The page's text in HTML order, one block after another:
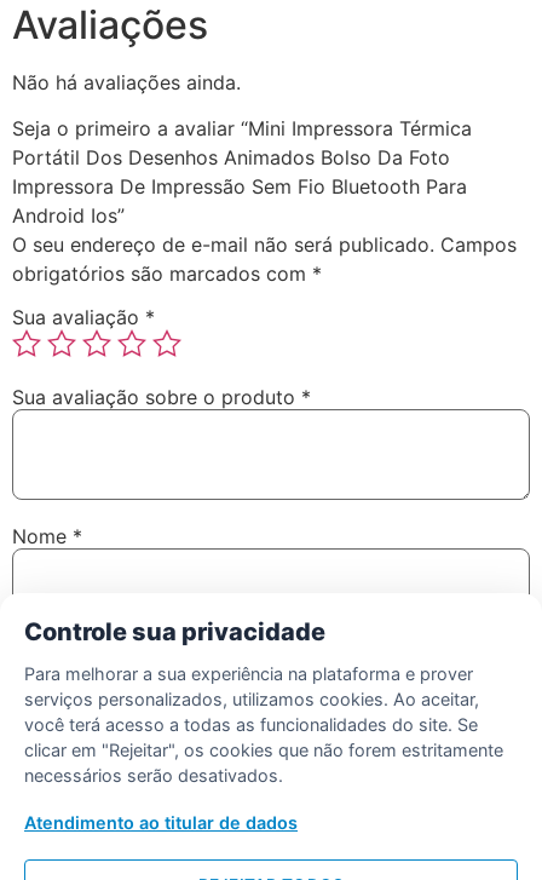
Avaliações
Não há avaliações ainda.
Seja o primeiro a avaliar “Mini Impressora Térmica
Portátil Dos Desenhos Animados Bolso Da Foto
Impressora De Impressão Sem Fio Bluetooth Para
Android Ios”
O seu endereço de e-mail não será publicado. Campos
obrigatórios são marcados com *
Sua avaliação *
Sua avaliação sobre o produto *
Nome *
E-mail*
Salvar meus dados neste navegador para a próxima vez
que eu comentar.
Controle sua privacidade
Para melhorar a sua experiência na plataforma e prover
serviços personalizados, utilizamos cookies. Ao aceitar,
você terá acesso a todas as funcionalidades do site. Se
clicar em "Rejeitar", os cookies que não forem estritamente
necessários serão desativados.
Atendimento ao titular de dados